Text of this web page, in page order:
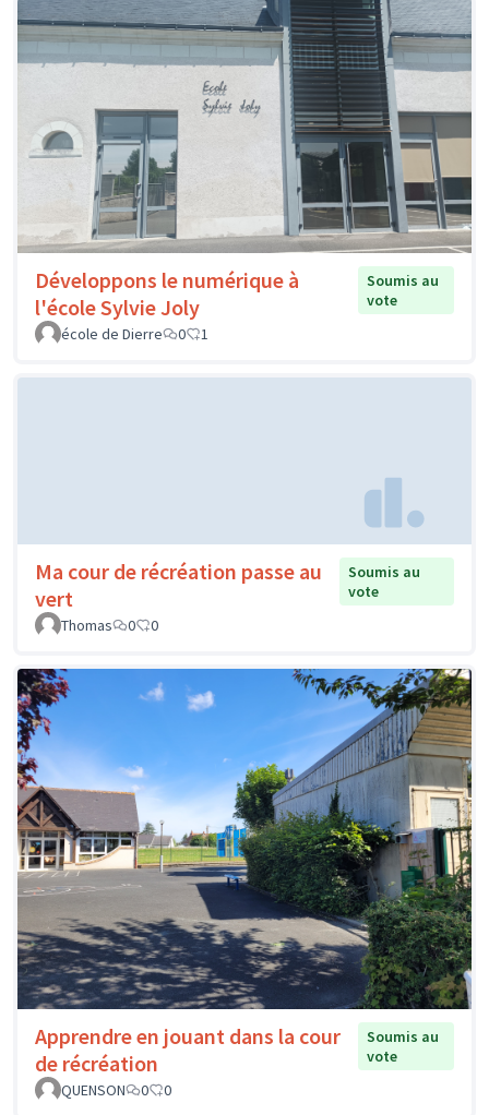
Développons le numérique à
l'école Sylvie Joly
Soumis au
vote
école de Dierre
0 1
Ma cour de récréation passe au
vert
Soumis au
vote
Thomas
0 0
Apprendre en jouant dans la cour
de récréation
Soumis au
vote
QUENSON
0 0